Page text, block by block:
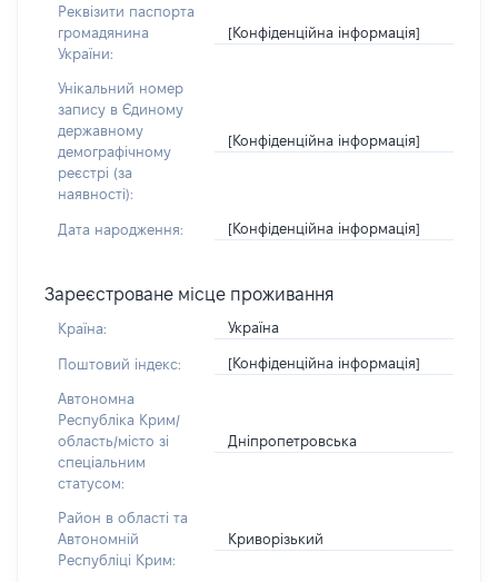
Реквізити паспорта
громадянина
України:
[Конфіденційна інформація]
Унікальний номер
запису в Єдиному
державному
демографічному
реєстрі (за
наявності):
[Конфіденційна інформація]
Дата народження: [Конфіденційна інформація]
Зареєстроване місце проживання
Країна: Україна
Поштовий індекс: [Конфіденційна інформація]
Автономна
Республіка Крим/
область/місто зі
спеціальним
статусом:
Дніпропетровська
Район в області та
Автономній
Республіці Крим:
Криворізький